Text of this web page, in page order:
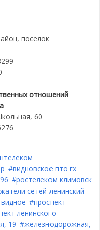
поселок
отношений
60
#видновское пто гх
#ростелеком климовск
сетей ленинский
#проспект
ленинского
19 #железнодорожная,